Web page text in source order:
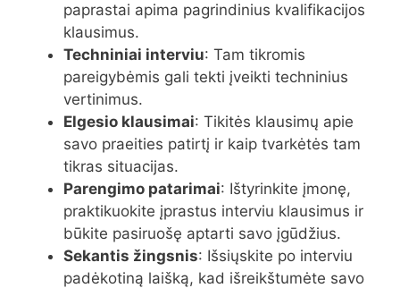
paprastai apima pagrindinius kvalifikacijos
klausimus.
Techniniai interviu: Tam tikromis
pareigybėmis gali tekti įveikti techninius
vertinimus.
Elgesio klausimai: Tikitės klausimų apie
savo praeities patirtį ir kaip tvarkėtės tam
tikras situacijas.
Parengimo patarimai: Ištyrinkite įmonę,
praktikuokite įprastus interviu klausimus ir
būkite pasiruošę aptarti savo įgūdžius.
Sekantis žingsnis: Išsiųskite po interviu
padėkotiną laišką, kad išreikštumėte savo